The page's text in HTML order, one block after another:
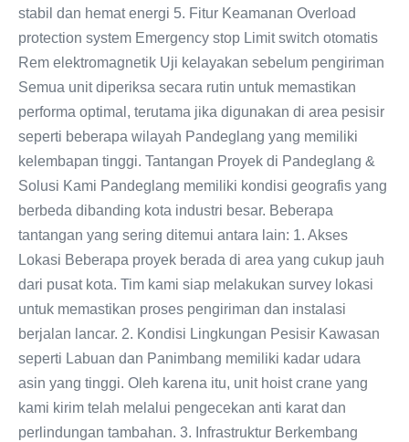
stabil dan hemat energi 5. Fitur Keamanan Overload
protection system Emergency stop Limit switch otomatis
Rem elektromagnetik Uji kelayakan sebelum pengiriman
Semua unit diperiksa secara rutin untuk memastikan
performa optimal, terutama jika digunakan di area pesisir
seperti beberapa wilayah Pandeglang yang memiliki
kelembapan tinggi. Tantangan Proyek di Pandeglang &
Solusi Kami Pandeglang memiliki kondisi geografis yang
berbeda dibanding kota industri besar. Beberapa
tantangan yang sering ditemui antara lain: 1. Akses
Lokasi Beberapa proyek berada di area yang cukup jauh
dari pusat kota. Tim kami siap melakukan survey lokasi
untuk memastikan proses pengiriman dan instalasi
berjalan lancar. 2. Kondisi Lingkungan Pesisir Kawasan
seperti Labuan dan Panimbang memiliki kadar udara
asin yang tinggi. Oleh karena itu, unit hoist crane yang
kami kirim telah melalui pengecekan anti karat dan
perlindungan tambahan. 3. Infrastruktur Berkembang